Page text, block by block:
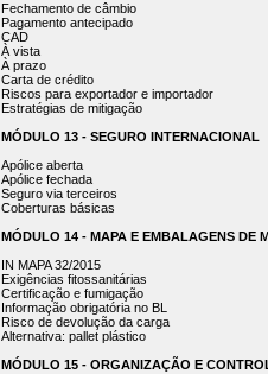
Fechamento de câmbio
Pagamento antecipado
CAD
À vista
À prazo
Carta de crédito
Riscos para exportador e importador
Estratégias de mitigação
MÓDULO 13 - SEGURO INTERNACIONAL
Apólice aberta
Apólice fechada
Seguro via terceiros
Coberturas básicas
MÓDULO 14 - MAPA E EMBALAGENS DE
IN MAPA 32/2015
Exigências fitossanitárias
Certificação e fumigação
Informação obrigatória no BL
Risco de devolução da carga
Alternativa: pallet plástico
MÓDULO 15 - ORGANIZAÇÃO E